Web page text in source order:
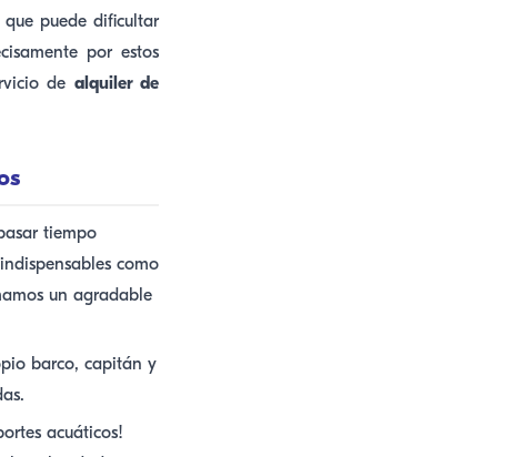
puede dificultar
por estos
de alquiler de
tiempo
como
un agradable
barco, capitán y
acuáticos!